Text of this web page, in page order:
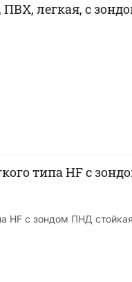
легкая, с
типа HF с
HF с зондом ПНД